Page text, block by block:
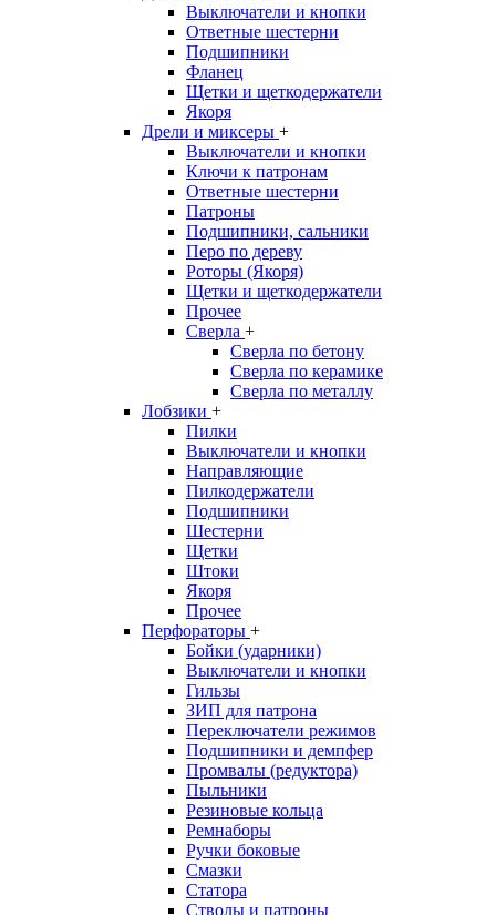
Выключатели и кнопки
Ответные шестерни
Подшипники
Фланец
Щетки и щеткодержатели
Якоря
Дрели и миксеры +
Выключатели и кнопки
Ключи к патронам
Ответные шестерни
Патроны
Подшипники, сальники
Перо по дереву
Роторы (Якоря)
Щетки и щеткодержатели
Прочее
Сверла +
Сверла по бетону
Сверла по керамике
Сверла по металлу
Лобзики +
Пилки
Выключатели и кнопки
Направляющие
Пилкодержатели
Подшипники
Шестерни
Щетки
Штоки
Якоря
Прочее
Перфораторы +
Бойки (ударники)
Выключатели и кнопки
Гильзы
ЗИП для патрона
Переключатели режимов
Подшипники и демпфер
Промвалы (редуктора)
Пыльники
Резиновые кольца
Ремнаборы
Ручки боковые
Смазки
Статора
Стволы и патроны